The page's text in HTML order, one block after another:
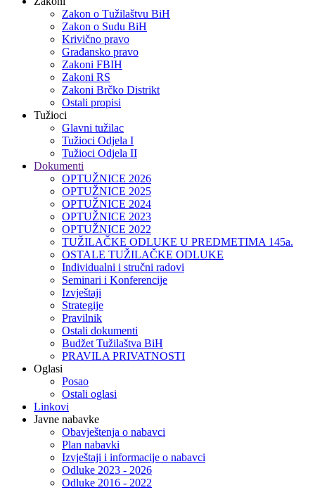
Zakon o Тužilaštvu BiH
Zakon o Sudu BiH
Krivično pravo
Građansko pravo
Zakoni FBIH
Zakoni RS
Zakoni Brčko Distrikt
Ostali propisi
Tužioci
Glavni tužilac
Tužioci Odjela I
Tužioci Odjela II
Dokumenti
OPTUŽNICE 2026
OPTUŽNICE 2025
OPTUŽNICE 2024
OPTUŽNICE 2023
OPTUŽNICE 2022
TUŽILAČKE ODLUKE U PREDMETIMA 145a.
OSTALE TUŽILAČKE ODLUKE
Individualni i stručni radovi
Seminari i Konferencije
Izvještaji
Strategije
Pravilnik
Ostali dokumenti
Budžet Tužilaštva BiH
PRAVILA PRIVATNOSTI
Oglasi
Posao
Ostali oglasi
Linkovi
Javne nabavke
Obavještenja o nabavci
Plan nabavki
Izvještaji i informacije o nabavci
Odluke 2023 - 2026
Odluke 2016 - 2022